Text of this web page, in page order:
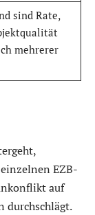
sind Rate,
mehrerer
EZB-
auf
durchschlägt.